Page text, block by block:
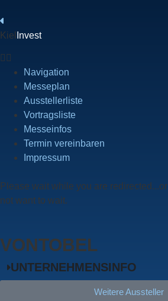
Kiel Invest
Navigation
Messeplan
Ausstellerliste
Vortragsliste
Messeinfos
Termin vereinbaren
Impressum
Please wait while you are redirected...or
not want to wait.
VONTOBEL
UNTERNEHMENSINFO
Weitere Aussteller